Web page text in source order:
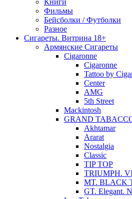
Книги
Фильмы
Бейсболки / Футболки
Разное
Сигареты. Витрина 18+
Армянские Сигареты
Cigaronne
Cigaronne
Tattoo by
Center
AMG
5th Street
Mackintosh
GRAND
Akhtamar
Ararat
Nostalgia
Classic
TIP TOP
TRIUMPH.
MT. BLACK
GT. Elegant.